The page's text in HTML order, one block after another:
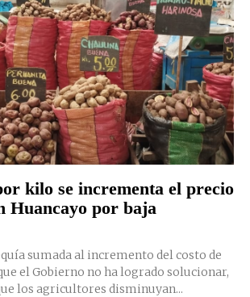
kilo se incrementa el precio
Huancayo por baja
sumada al incremento del costo de
el Gobierno no ha logrado solucionar,
los agricultores disminuyan...